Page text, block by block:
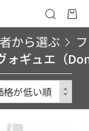
から選ぶ
ォギュエ（